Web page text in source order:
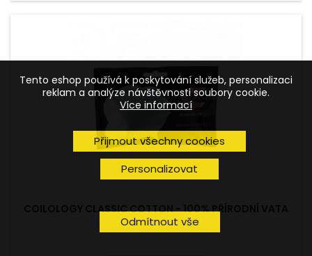
Tento eshop používá k poskytování služeb, personalizaci
reklam a analýze návštěvnosti soubory cookie.
Více informací
Přijmout všechny cookies
Personalizovat
Odmítnout vše
COILOLOGY CLASSIC COTTON - 100% PŘÍRODNÍ VATA